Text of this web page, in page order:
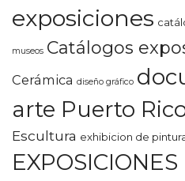
exposiciones
museos Catálogos
Cerámica diseño gráfico
arte Puerto
Escultura exhibicion de